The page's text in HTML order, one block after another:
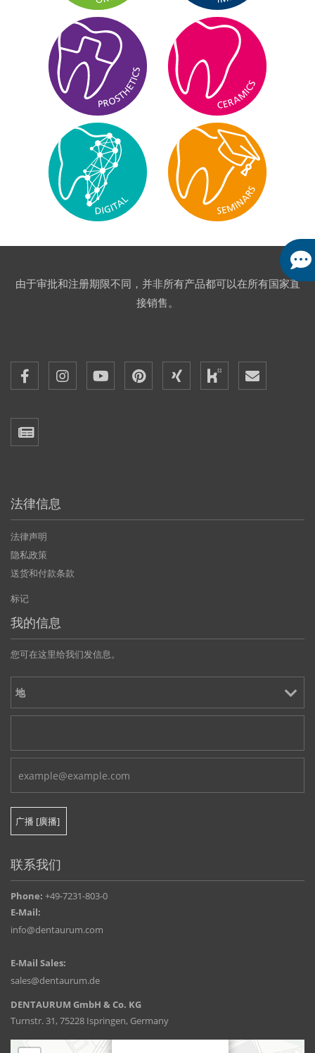
由于审批和注册期限不同，并非所有产品都可以在所有国家直
接销售。
法律信息
法律声明
隐私政策
送货和付款条款
标记
我的信息
您可在这里给我们发信息。
联系我们
Phone: +49-7231-803-0
E-Mail:
info@dentaurum.com
E-Mail Sales:
sales@dentaurum.de
DENTAURUM GmbH & Co. KG
Turnstr. 31, 75228 Ispringen, Germany